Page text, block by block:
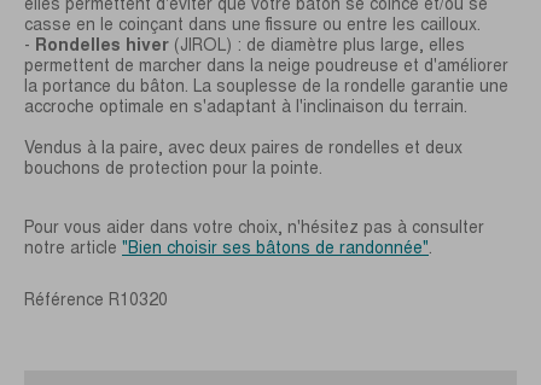
casse en le coinçant dans une fissure ou entre les cailloux.
- Rondelles hiver (JIROL) : de diamètre plus large, elles
permettent de marcher dans la neige poudreuse et d'améliorer
la portance du bâton. La souplesse de la rondelle garantie une
accroche optimale en s'adaptant à l'inclinaison du terrain.
Vendus à la paire, avec deux paires de rondelles et deux
bouchons de protection pour la pointe.
Pour vous aider dans votre choix, n'hésitez pas à consulter
notre article "Bien choisir ses bâtons de randonnée".
Référence R10320